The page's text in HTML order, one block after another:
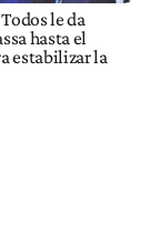
le da
hasta el
estabilizar la